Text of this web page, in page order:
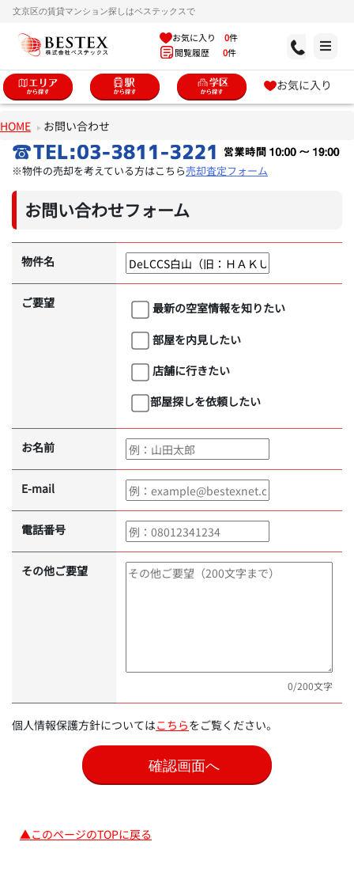
文京区の賃貸マンション探しはベステックスで
お気に入り 0件
閲覧履歴 0件
お気に入り
HOME お問い合わせ
※物件の売却を考えている方はこちら売却査定フォーム
お問い合わせフォーム
物件名
ご要望
最新の空室情報を知りたい
部屋を内見したい
店舗に行きたい
部屋探しを依頼したい
お名前
E-mail
電話番号
その他ご要望
0/200文字
個人情報保護方針についてはこちらをご覧ください。
▲このページのTOPに戻る